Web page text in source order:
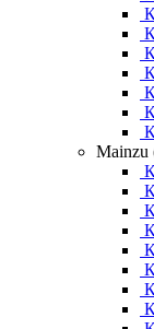
Mainzu